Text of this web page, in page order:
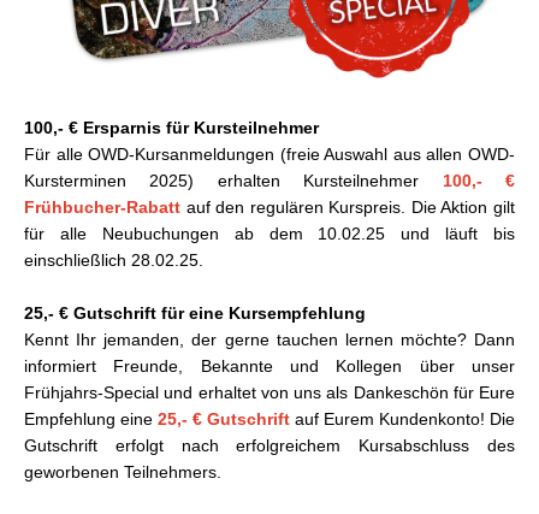
100,- € Ersparnis für Kursteilnehmer
Für alle OWD-Kursanmeldungen (freie Auswahl aus allen OWD-
Kursterminen 2025) erhalten Kursteilnehmer 100,- €
Frühbucher-Rabatt auf den regulären Kurspreis. Die Aktion gilt
für alle Neubuchungen ab dem 10.02.25 und läuft bis
einschließlich 28.02.25.
25,- € Gutschrift für eine Kursempfehlung
Kennt Ihr jemanden, der gerne tauchen lernen möchte? Dann
informiert Freunde, Bekannte und Kollegen über unser
Frühjahrs-Special und erhaltet von uns als Dankeschön für Eure
Empfehlung eine 25,- € Gutschrift auf Eurem Kundenkonto! Die
Gutschrift erfolgt nach erfolgreichem Kursabschluss des
geworbenen Teilnehmers.